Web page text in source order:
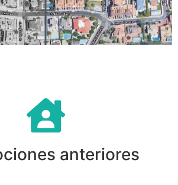
anteriores